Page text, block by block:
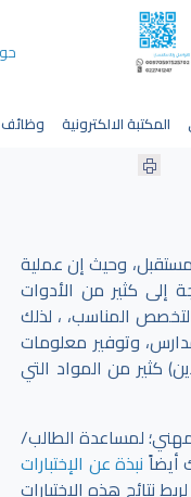
المكتبة الالكترونية
وحيث إن عملية
إلى كثير من الأدوات
المناسب، ، لذلك
وتوفير معلومات
كثير من المواد التي
لمساعدة الطالب/
أيضاً نبذة عن الإختبارات
لربط نتائج هذه الاختبارات